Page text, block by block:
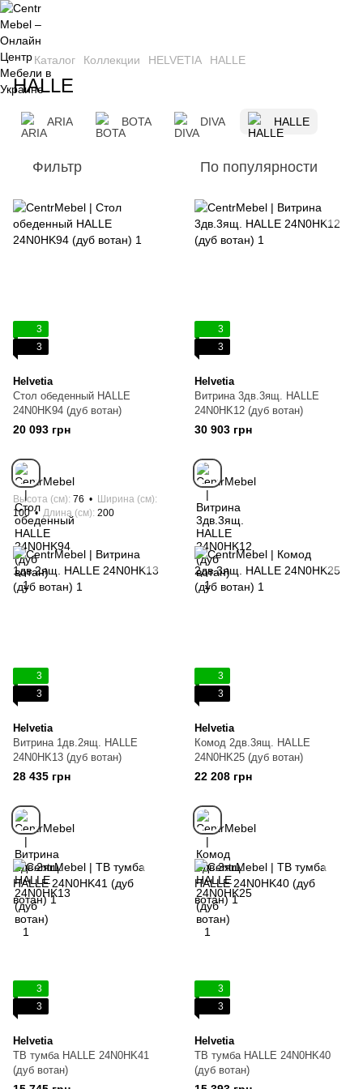
Каталог Коллекции HELVETIA HALLE
HALLE
ARIA BOTA DIVA HALLE
Фильтр По популярности
3
3
Helvetia
Стол обеденный HALLE
24N0HK94 (дуб вотан)
20 093 грн
Высота (см) 76
Ширина (см)
100
Длина (см) 200
3
3
Helvetia
Витрина 3дв.3ящ. HALLE
24N0HK12 (дуб вотан)
30 903 грн
3
3
Helvetia
Витрина 1дв.2ящ. HALLE
24N0HK13 (дуб вотан)
28 435 грн
3
3
Helvetia
Комод 2дв.3ящ. HALLE
24N0HK25 (дуб вотан)
22 208 грн
3
3
Helvetia
ТВ тумба HALLE 24N0HK41
(дуб вотан)
3
3
Helvetia
ТВ тумба HALLE 24N0HK40
(дуб вотан)